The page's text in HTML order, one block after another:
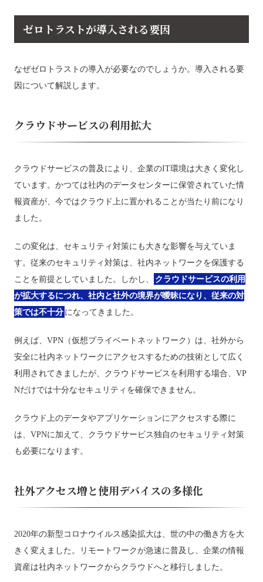
ゼロトラストが導入される要因
なぜゼロトラストの導入が必要なのでしょうか。導入される要
因について解説します。
クラウドサービスの利用拡大
クラウドサービスの普及により、企業のIT環境は大きく変化し
ています。かつては社内のデータセンターに保管されていた情
報資産が、今ではクラウド上に置かれることが当たり前になり
ました。
この変化は、セキュリティ対策にも大きな影響を与えていま
す。従来のセキュリティ対策は、社内ネットワークを保護する
ことを前提としていました。しかし、
クラウドサービスの利用
が拡大するにつれ、社内と社外の境界が曖昧になり、従来の対
策では不十分になってきました。
例えば、VPN（仮想プライベートネットワーク）は、社外から
安全に社内ネットワークにアクセスするための技術として広く
利用されてきましたが、クラウドサービスを利用する場合、VP
Nだけでは十分なセキュリティを確保できません。
クラウド上のデータやアプリケーションにアクセスする際に
は、VPNに加えて、クラウドサービス独自のセキュリティ対策
も必要になります。
社外アクセス増と使用デバイスの多様化
2020年の新型コロナウイルス感染拡大は、世の中の働き方を大
きく変えました。リモートワークが急速に普及し、企業の情報
資産は社内ネットワークからクラウドへと移行しました。